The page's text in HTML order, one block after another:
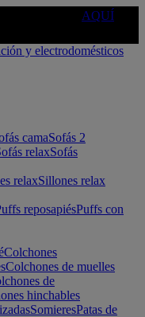
AQUÍ
camaSofás 2
relaxSofás
relaxSillones relax
reposapiésPuffs con
Colchones
Colchones de muelles
de
hinchables
SomieresPatas de